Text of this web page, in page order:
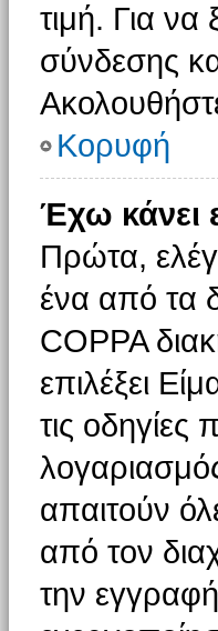
τιμή. Για να
σύνδεσης
Κορυφή
Έχω κάνει
Πρώτα,
ένα από τα
COPPA
επιλέξει
τις οδηγίες
απαιτούν
από τον
την